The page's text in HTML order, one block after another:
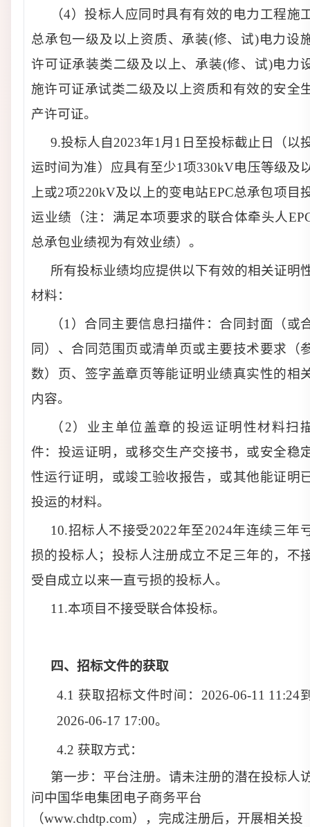
（4）投标人应同时具有有效的电力工程施
总承包一级及以上资质、承装(修、试)电力设
许可证承装类二级及以上、承装(修、试)电力
施许可证承试类二级及以上资质和有效的安全
产许可证。
9.投标人自2023年1月1日至投标截止日（以
运时间为准）应具有至少1项330kV电压等级及
上或2项220kV及以上的变电站EPC总承包项目
运业绩 （注 ： 满足本项要求的联合体牵头人
总承包业绩视为有效业绩） 。
所有投标业绩均应提供以下有效的相关证明
材料：
（1）合同主要信息扫描件：合同封面（或
同）、合同范围页或清单页或主要技术要求（
数）页、签字盖章页等能证明业绩真实性的相
内容。
（2）业主单位盖章的投运证明性材料扫
件：投运证明，或移交生产交接书，或安全稳
性运行证明，或竣工验收报告，或其他能证明
投运的材料。
10.招标人不接受2022年至2024年连续三年
损的投标人；投标人注册成立不足三年的，不
受自成立以来一直亏损的投标人。
11.本项目不接受联合体投标。
四、 招标文件的获取
4.1 获取招标文件时间： 2026-06-11 11:24
2026-06-17 17:00。
4.2 获取方式：
第一步： 平台注册。请未注册的潜在投标人
问中国华电集团电子商务平台
（www.chdtp.com），完成注册后，开展相关投